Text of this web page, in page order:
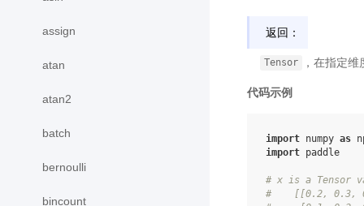
assign
atan
atan2
batch
bernoulli
bincount
返回：
Tensor ，在指定
代码示例
import numpy as
import paddle
# x is a Tensor
#    [[0.2, 0.3,